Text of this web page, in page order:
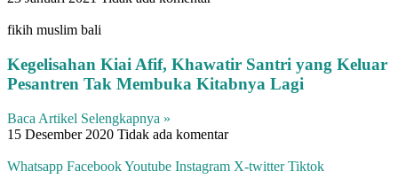
fikih muslim bali
Kegelisahan Kiai Afif, Khawatir Santri yang Keluar
Pesantren Tak Membuka Kitabnya Lagi
Baca Artikel Selengkapnya »
15 Desember 2020 Tidak ada komentar
Whatsapp FacebookYoutube Instagram X-twitter Tiktok